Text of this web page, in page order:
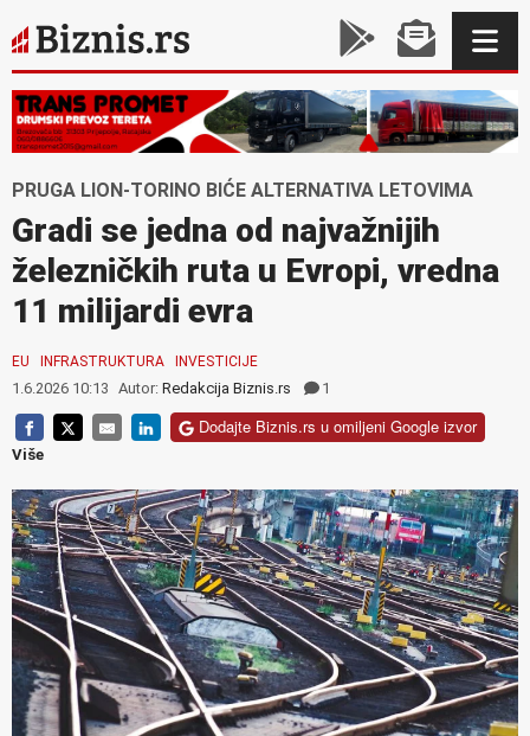
PRUGA LION-TORINO BIĆE ALTERNATIVA LETOVIMA
Gradi se jedna od najvažnijih
železničkih ruta u Evropi, vredna
11 milijardi evra
EU INFRASTRUKTURA INVESTICIJE
1.6.2026 10:13 Autor: Redakcija Biznis.rs 1
Dodajte Biznis.rs u omiljeni Google izvor
Više